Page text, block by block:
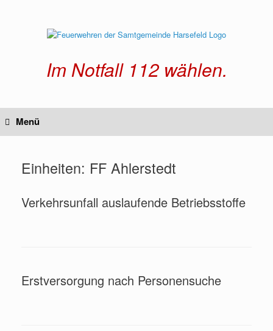
Im Notfall 112 wählen.
Menü
Einheiten: FF Ahlerstedt
Verkehrsunfall auslaufende Betriebsstoffe
Erstversorgung nach Personensuche